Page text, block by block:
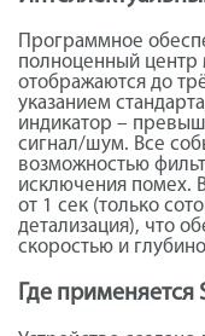
Программное
полноценный центр
отображаются до
указанием
индикатор –
сигнал/шум. Все
возможностью
исключения помех.
от 1 сек (только
детализация), что
скоростью и
Где применяется